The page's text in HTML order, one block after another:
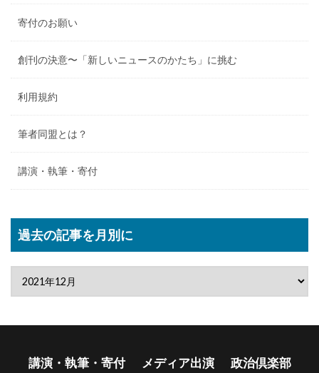
寄付のお願い
創刊の決意〜「新しいニュースのかたち」に挑む
利用規約
筆者同盟とは？
講演・執筆・寄付
過去の記事を月別に
講演・執筆・寄付 メディア出演
政治倶楽部